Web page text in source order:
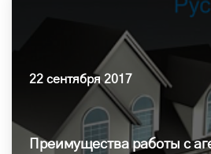
22 сентября 2017
Преимущества работы с